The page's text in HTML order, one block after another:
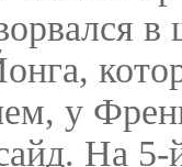
у
На